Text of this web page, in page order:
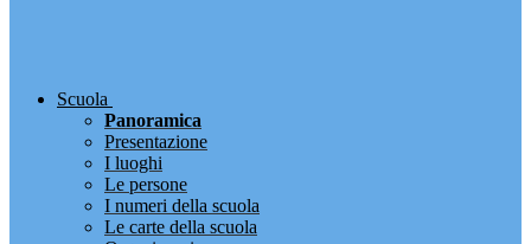
Scuola
Panoramica
Presentazione
I luoghi
Le persone
I numeri della scuola
Le carte della scuola